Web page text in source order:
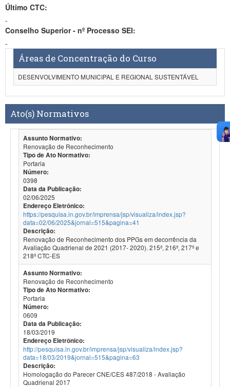
Último CTC:
-
Conselho Superior - nº Processo SEI:
-
Áreas de Concentração do Curso
DESENVOLVIMENTO MUNICIPAL E REGIONAL SUSTENTÁVEL
Ato(s) Normativos
Assunto Normativo:
Renovação de Reconhecimento
Tipo de Ato Normativo:
Portaria
Número:
0398
Data da Publicação:
02/06/2025
Endereço Eletrônico:
https://pesquisa.in.gov.br/imprensa/jsp/visualiza/index.jsp?
data=02/06/2025&jornal=515&pagina=41
Descrição:
Renovação de Reconhecimento dos PPGs em decorrência da
Avaliação Quadrienal de 2021 (2017- 2020). 215ª, 216ª, 217ª e
218ª CTC-ES
Assunto Normativo:
Renovação de Reconhecimento
Tipo de Ato Normativo:
Portaria
Número:
0609
Data da Publicação:
18/03/2019
Endereço Eletrônico:
http://pesquisa.in.gov.br/imprensa/jsp/visualiza/index.jsp?
data=18/03/2019&jornal=515&pagina=63
Descrição:
Homologação do Parecer CNE/CES 487/2018 - Avaliação
Quadrienal 2017